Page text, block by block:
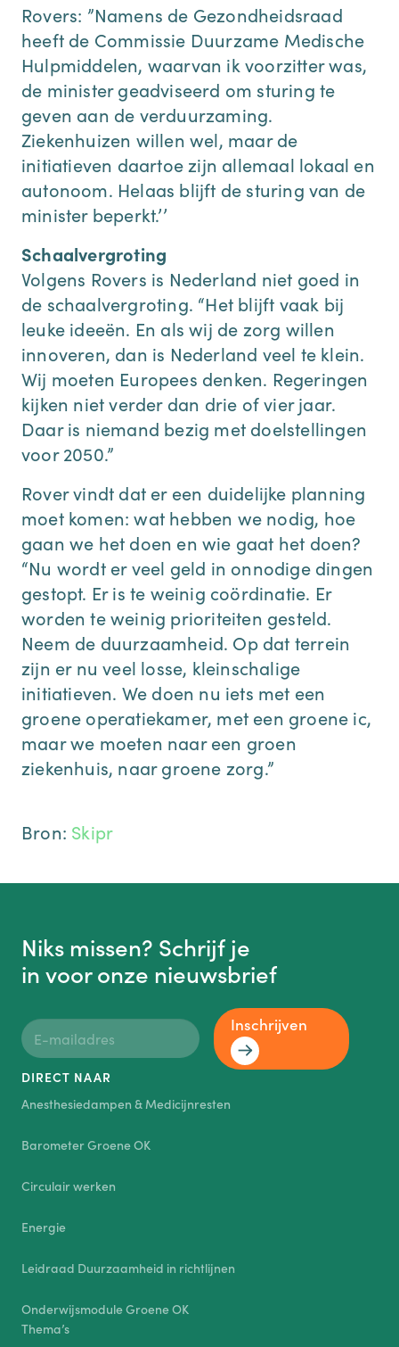
Rovers: ”Namens de Gezondheidsraad
heeft de Commissie Duurzame Medische
Hulpmiddelen, waarvan ik voorzitter was,
de ­minister geadviseerd om sturing te
geven aan de verduurzaming.
Ziekenhuizen willen wel, maar de
initiatieven daartoe zijn allemaal lokaal en
autonoom. Helaas blijft de sturing van de
minister beperkt.’’
Schaalvergroting
Volgens Rovers is Nederland niet goed in
de schaalvergroting. “Het blijft vaak bij
leuke ideeën. En als wij de zorg willen
innoveren, dan is Nederland veel te klein.
Wij moeten Europees denken. Regeringen
kijken niet verder dan drie of vier jaar.
Daar is niemand bezig met doelstellingen
voor 2050.”
Rover vindt dat er een duidelijke planning
moet komen: wat hebben we nodig, hoe
gaan we het doen en wie gaat het doen?
“Nu wordt er veel geld in onnodige dingen
gestopt. Er is te weinig coördinatie. Er
worden te weinig prioriteiten gesteld.
Neem de duurzaamheid. Op dat terrein
zijn er nu veel losse, kleinschalige
initiatieven. We doen nu iets met een
groene operatiekamer, met een groene ic,
maar we moeten naar een groen
ziekenhuis, naar groene zorg.”
Bron: Skipr
Niks missen? Schrijf je
in voor onze nieuwsbrief
Inschrijven
DIRECT NAAR
Anesthesiedampen & Medicijnresten
Barometer Groene OK
Circulair werken
Energie
Leidraad Duurzaamheid in richtlijnen
Onderwijsmodule Groene OK
Thema’s